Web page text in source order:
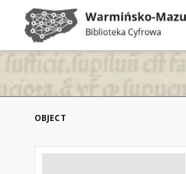
OBJECT